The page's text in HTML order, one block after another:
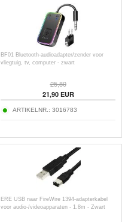
BF01 Bluetooth-audioadapter/zender voor
vliegtuig, tv, computer - zwart
25,80
21,90EUR
ARTIKELNR.: 3016783
ERE USB naar FireWire 1394-adapterkabel
voor audio-/videoapparaten - 1.8m - Zwart